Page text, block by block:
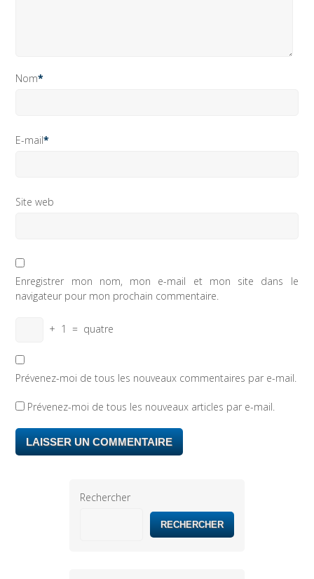
Nom*
E-mail*
Site web
Enregistrer mon nom, mon e-mail et mon site dans le
navigateur pour mon prochain commentaire.
+ 1 = quatre
Prévenez-moi de tous les nouveaux commentaires par e-mail.
Prévenez-moi de tous les nouveaux articles par e-mail.
Rechercher
RECHERCHER